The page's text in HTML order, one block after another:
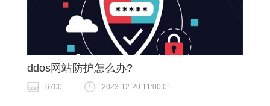
ddos网站防护怎么办?
6700 2023-12-20 11:00:01